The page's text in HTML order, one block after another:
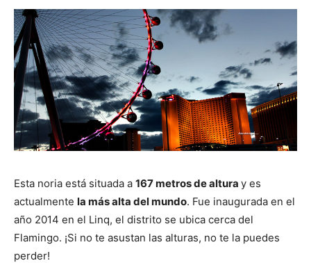
Esta noria está situada a 167 metros de altura y es
actualmente la más alta del mundo. Fue inaugurada en el
año 2014 en el Linq, el distrito se ubica cerca del
Flamingo. ¡Si no te asustan las alturas, no te la puedes
perder!